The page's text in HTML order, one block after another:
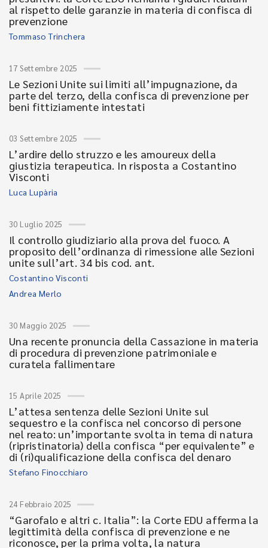
al rispetto delle garanzie in materia di confisca di
prevenzione
Tommaso Trinchera
17 Settembre 2025
Le Sezioni Unite sui limiti all’impugnazione, da
parte del terzo, della confisca di prevenzione per
beni fittiziamente intestati
03 Settembre 2025
L’ardire dello struzzo e les amoureux della
giustizia terapeutica. In risposta a Costantino
Visconti
Luca Lupària
30 Luglio 2025
Il controllo giudiziario alla prova del fuoco. A
proposito dell’ordinanza di rimessione alle Sezioni
unite sull’art. 34 bis cod. ant.
Costantino Visconti
Andrea Merlo
30 Maggio 2025
Una recente pronuncia della Cassazione in materia
di procedura di prevenzione patrimoniale e
curatela fallimentare
15 Aprile 2025
L’attesa sentenza delle Sezioni Unite sul
sequestro e la confisca nel concorso di persone
nel reato: un’importante svolta in tema di natura
(ripristinatoria) della confisca “per equivalente” e
di (ri)qualificazione della confisca del denaro
Stefano Finocchiaro
24 Febbraio 2025
“Garofalo e altri c. Italia”: la Corte EDU afferma la
legittimità della confisca di prevenzione e ne
riconosce, per la prima volta, la natura